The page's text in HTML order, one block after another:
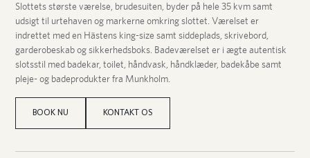
Slottets største værelse, brudesuiten, byder på hele 35 kvm samt
udsigt til urtehaven og markerne omkring slottet. Værelset er
indrettet med en Hästens king-size samt siddeplads, skrivebord,
garderobeskab og sikkerhedsboks. Badeværelset er i ægte autentisk
slotsstil med badekar, toilet, håndvask, håndklæder, badekåbe samt
pleje- og badeprodukter fra Munkholm.
BOOK NU KONTAKT OS